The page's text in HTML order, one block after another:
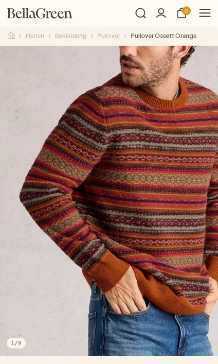
0
Herren Bekleidung Pullover Pullover Ossett Orange
1 /9